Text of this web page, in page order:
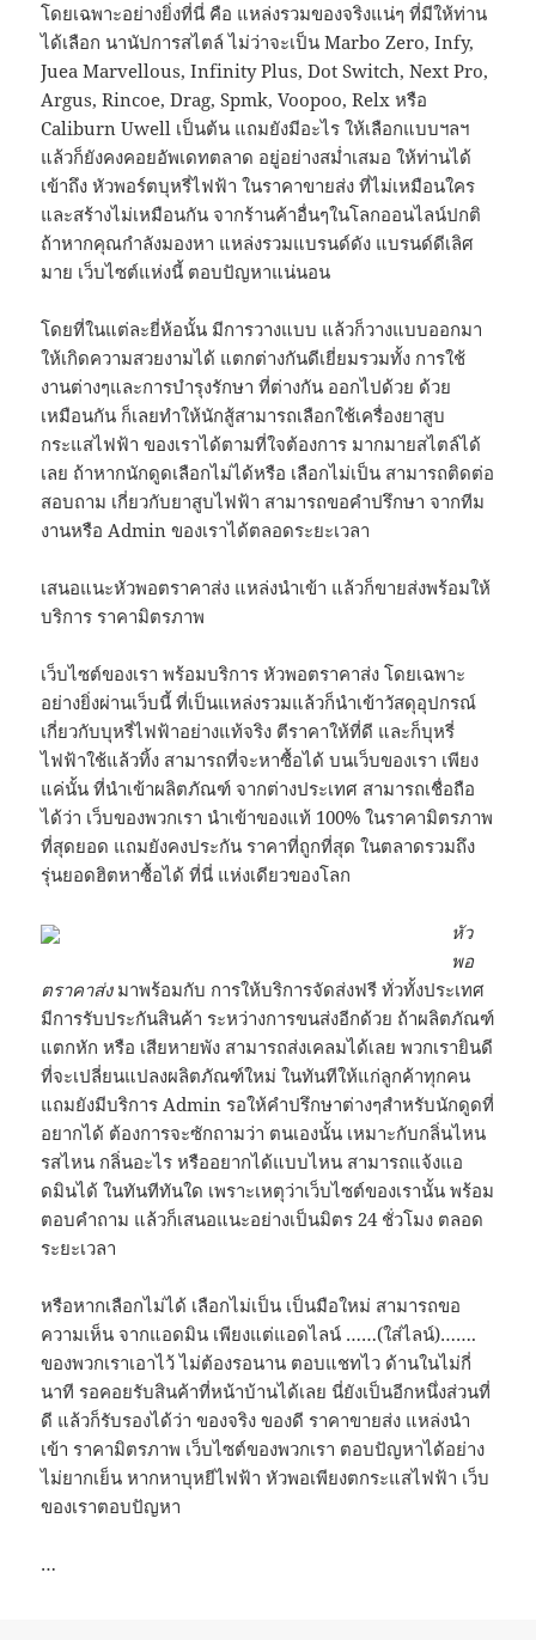
โดยเฉพาะอย่างยิ่งที่นี่ คือ แหล่งรวมของจริงแน่ๆ ที่มีให้ท่าน
ได้เลือก นานัปการสไตล์ ไม่ว่าจะเป็น Marbo Zero, Infy,
Juea Marvellous, Infinity Plus, Dot Switch, Next Pro,
Argus, Rincoe, Drag, Spmk, Voopoo, Relx หรือ
Caliburn Uwell เป็นต้น แถมยังมีอะไร ให้เลือกแบบฯลฯ
แล้วก็ยังคงคอยอัพเดทตลาด อยู่อย่างสม่ำเสมอ ให้ท่านได้
เข้าถึง หัวพอร์ตบุหรี่ไฟฟ้า ในราคาขายส่ง ที่ไม่เหมือนใคร
และสร้างไม่เหมือนกัน จากร้านค้าอื่นๆในโลกออนไลน์ปกติ
ถ้าหากคุณกำลังมองหา แหล่งรวมแบรนด์ดัง แบรนด์ดีเลิศ
มาย เว็บไซต์แห่งนี้ ตอบปัญหาแน่นอน
โดยที่ในแต่ละยี่ห้อนั้น มีการวางแบบ แล้วก็วางแบบออกมา
ให้เกิดความสวยงามได้ แตกต่างกันดีเยี่ยมรวมทั้ง การใช้
งานต่างๆและการบำรุงรักษา ที่ต่างกัน ออกไปด้วย ด้วย
เหมือนกัน ก็เลยทำให้นักสู้สามารถเลือกใช้เครื่องยาสูบ
กระแสไฟฟ้า ของเราได้ตามที่ใจต้องการ มากมายสไตล์ได้
เลย ถ้าหากนักดูดเลือกไม่ได้หรือ เลือกไม่เป็น สามารถติดต่อ
สอบถาม เกี่ยวกับยาสูบไฟฟ้า สามารถขอคำปรึกษา จากทีม
งานหรือ Admin ของเราได้ตลอดระยะเวลา
เสนอแนะหัวพอตราคาส่ง แหล่งนำเข้า แล้วก็ขายส่งพร้อมให้
บริการ ราคามิตรภาพ
เว็บไซต์ของเรา พร้อมบริการ หัวพอตราคาส่ง โดยเฉพาะ
อย่างยิ่งผ่านเว็บนี้ ที่เป็นแหล่งรวมแล้วก็นำเข้าวัสดุอุปกรณ์
เกี่ยวกับบุหรี่ไฟฟ้าอย่างแท้จริง ตีราคาให้ที่ดี และก็บุหรี่
ไฟฟ้าใช้แล้วทิ้ง สามารถที่จะหาซื้อได้ บนเว็บของเรา เพียง
แค่นั้น ที่นำเข้าผลิตภัณฑ์ จากต่างประเทศ สามารถเชื่อถือ
ได้ว่า เว็บของพวกเรา นำเข้าของแท้ 100% ในราคามิตรภาพ
ที่สุดยอด แถมยังคงประกัน ราคาที่ถูกที่สุด ในตลาดรวมถึง
รุ่นยอดฮิตหาซื้อได้ ที่นี่ แห่งเดียวของโลก
หัว
พอ
ตราคาส่งมาพร้อมกับ การให้บริการจัดส่งฟรี ทั่วทั้งประเทศ
มีการรับประกันสินค้า ระหว่างการขนส่งอีกด้วย ถ้าผลิตภัณฑ์
แตกหัก หรือ เสียหายพัง สามารถส่งเคลมได้เลย พวกเรายินดี
ที่จะเปลี่ยนแปลงผลิตภัณฑ์ใหม่ ในทันทีให้แก่ลูกค้าทุกคน
แถมยังมีบริการ Admin รอให้คำปรึกษาต่างๆสำหรับนักดูดที่
อยากได้ ต้องการจะซักถามว่า ตนเองนั้น เหมาะกับกลิ่นไหน
รสไหน กลิ่นอะไร หรืออยากได้แบบไหน สามารถแจ้งแอ
ดมินได้ ในทันทีทันใด เพราะเหตุว่าเว็บไซต์ของเรานั้น พร้อม
ตอบคำถาม แล้วก็เสนอแนะอย่างเป็นมิตร 24 ชั่วโมง ตลอด
ระยะเวลา
หรือหากเลือกไม่ได้ เลือกไม่เป็น เป็นมือใหม่ สามารถขอ
ความเห็น จากแอดมิน เพียงแต่แอดไลน์ ……(ใส่ไลน์)…….
ของพวกเราเอาไว้ ไม่ต้องรอนาน ตอบแชทไว ด้านในไม่กี่
นาที รอคอยรับสินค้าที่หน้าบ้านได้เลย นี่ยังเป็นอีกหนึ่งส่วนที่
ดี แล้วก็รับรองได้ว่า ของจริง ของดี ราคาขายส่ง แหล่งนำ
เข้า ราคามิตรภาพ เว็บไซต์ของพวกเรา ตอบปัญหาได้อย่าง
ไม่ยากเย็น หากหาบุหยีไฟฟ้า หัวพอเพียงตกระแสไฟฟ้า เว็บ
ของเราตอบปัญหา
…